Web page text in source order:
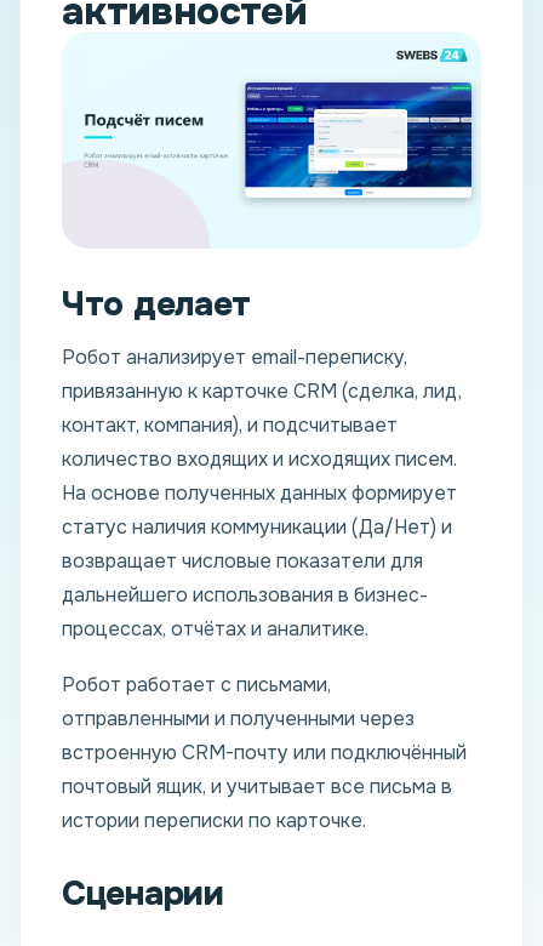
активностей
Что делает
Робот анализирует email-переписку,
привязанную к карточке CRM (сделка, лид,
контакт, компания), и подсчитывает
количество входящих и исходящих писем.
На основе полученных данных формирует
статус наличия коммуникации (Да/Нет) и
возвращает числовые показатели для
дальнейшего использования в бизнес-
процессах, отчётах и аналитике.
Робот работает с письмами,
отправленными и полученными через
встроенную CRM-почту или подключённый
почтовый ящик, и учитывает все письма в
истории переписки по карточке.
Сценарии